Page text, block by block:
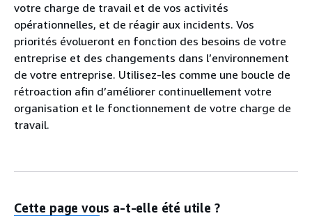
votre charge de travail et de vos activités
opérationnelles, et de réagir aux incidents. Vos
priorités évolueront en fonction des besoins de votre
entreprise et des changements dans l’environnement
de votre entreprise. Utilisez-les comme une boucle de
rétroaction afin d’améliorer continuellement votre
organisation et le fonctionnement de votre charge de
travail.
Cette page vous a-t-elle été utile ?